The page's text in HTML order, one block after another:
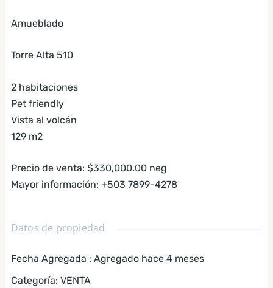
Amueblado
Torre Alta 510
2 habitaciones
Pet friendly
Vista al volcán
129 m2
Precio de venta: $330,000.00 neg
Mayor información: +503 7899-4278
Datos de propiedad
Fecha Agregada : Agregado hace 4 meses
Categoría: VENTA